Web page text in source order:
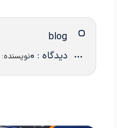
دیدگاه : 0 نویسنده: